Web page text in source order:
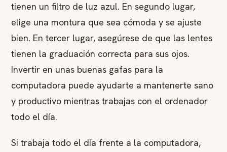
tienen un filtro de luz azul. En segundo lugar,
elige una montura que sea cómoda y se ajuste
bien. En tercer lugar, asegúrese de que las lentes
tienen la graduación correcta para sus ojos.
Invertir en unas buenas gafas para la
computadora puede ayudarte a mantenerte sano
y productivo mientras trabajas con el ordenador
todo el día.
Si trabaja todo el día frente a la computadora,